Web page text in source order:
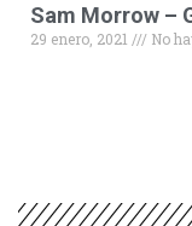
Sam Morrow –
29 enero, 2021 No